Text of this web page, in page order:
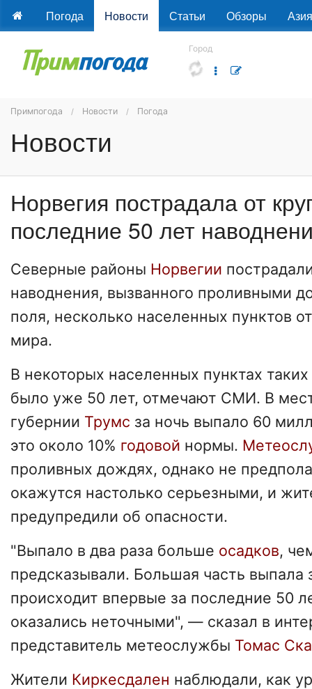
Погода Новости Статьи Обзоры Азия
Город
Примпогода Новости Погода
Новости
Норвегия пострадала от
последние 50 лет
Северные районы Норвегии
наводнения, вызванного проливными
поля, несколько населенных пунктов
мира.
В некоторых населенных пунктах таких
было уже 50 лет, отмечают СМИ. В
губернии Трумс за ночь выпало 60
это около 10% годовой нормы.
проливных дождях, однако не
окажутся настолько серьезными, и
предупредили об опасности.
"Выпало в два раза больше осадков,
предсказывали. Большая часть выпала
происходит впервые за последние 50
оказались неточными", — сказал в
представитель метеослужбы Томас
Жители Киркесдален наблюдали, как